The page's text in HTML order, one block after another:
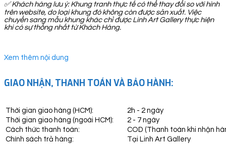
✅Khách hàng lưu ý: Khung tranh thực tế có thể thay đổi so với hình
trên website, do loại khung đó không còn được sản xuất. Việc
chuyển sang mẫu khung khác chỉ được Linh Art Gallery thực hiện
khi có sự thống nhất từ Khách Hàng.
Xem thêm nội dung
GIAO NHẬN, THANH TOÁN VÀ BẢO HÀNH:
Thời gian giao hàng (HCM):
2h - 2 ngày
Thời gian giao hàng (ngoài HCM):
2 - 7 ngày
Cách thức thanh toán:
COD (Thanh toán khi nhận
Chính sách trả hàng:
Tại Linh Art Gallery